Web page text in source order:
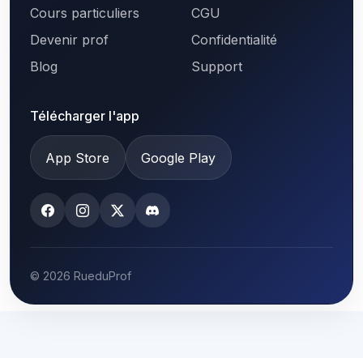
Cours particuliers
Devenir prof
Blog
CGU
Confidentialité
Support
Télécharger l'app
App Store Google Play
© 2026 RueduProf